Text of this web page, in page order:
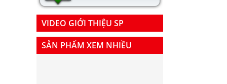
VIDEO GIỚI THIỆU SP
SẢN PHẨM XEM NHIỀU